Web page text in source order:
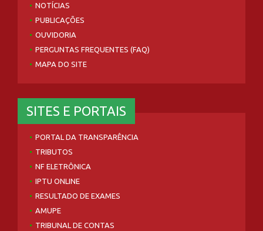
NOTÍCIAS
PUBLICAÇÕES
OUVIDORIA
PERGUNTAS FREQUENTES (FAQ)
MAPA DO SITE
SITES E PORTAIS
PORTAL DA TRANSPARÊNCIA
TRIBUTOS
NF ELETRÔNICA
IPTU ONLINE
RESULTADO DE EXAMES
AMUPE
TRIBUNAL DE CONTAS